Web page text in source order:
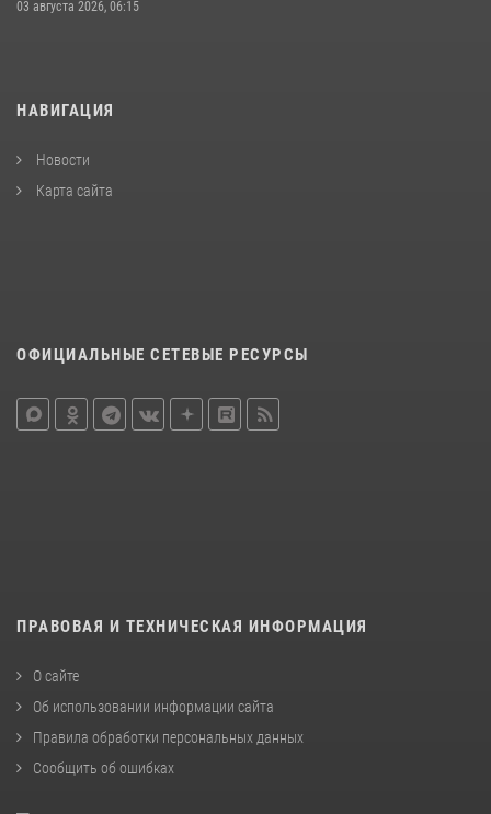
03 августа 2026, 06:15
НАВИГАЦИЯ
Новости
Карта сайта
ОФИЦИАЛЬНЫЕ СЕТЕВЫЕ РЕСУРСЫ
ПРАВОВАЯ И ТЕХНИЧЕСКАЯ ИНФОРМАЦИЯ
О сайте
Об использовании информации сайта
Правила обработки персональных данных
Сообщить об ошибках